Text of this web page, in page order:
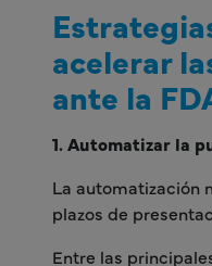
acelerar
ante la
1. Automatizar la
La automatización
plazos de
Entre las